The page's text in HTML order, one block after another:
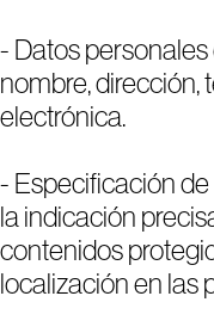
- Datos
nombre, dirección,
electrónica.
- Especificación
la indicación
contenidos
localización en las